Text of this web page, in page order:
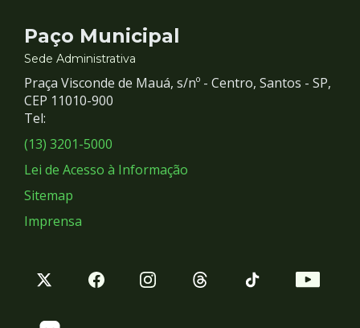
Contato
e
Redes
Sociais
Paço Municipal
Sede Administrativa
Praça Visconde de Mauá, s/nº - Centro, Santos - SP,
CEP 11010-900
Tel:
(13) 3201-5000
Lei de Acesso à Informação
Sitemap
Imprensa